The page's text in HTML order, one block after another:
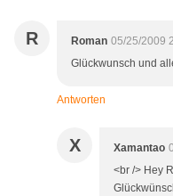
R Roman 05/25/2009
Glückwunsch und
Antworten
X Xamantao
<br /> Hey